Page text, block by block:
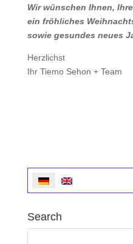
Wir wünschen Ihnen,
ein fröhliches
sowie gesundes neues
Herzlichst
Ihr Tiemo Sehon + Team
Search